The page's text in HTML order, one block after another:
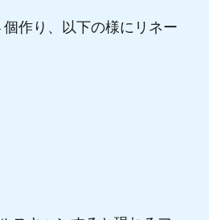
作り、以下の様にリネー